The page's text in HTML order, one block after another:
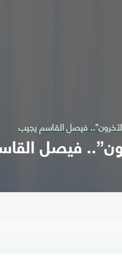
فيصل القاسم يجيب
فيصل